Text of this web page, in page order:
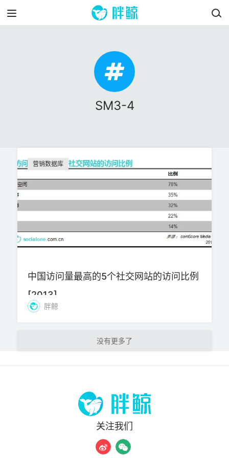
SM3-4
营销数据库
中国访问量最高的5个社交网站的访问比例
[2013]
胖鲸
加载更多
关注我们